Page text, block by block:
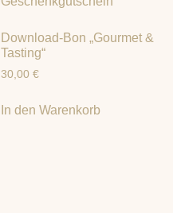
Download-Bon „Gourmet &
Tasting“
30,00€
In den Warenkorb